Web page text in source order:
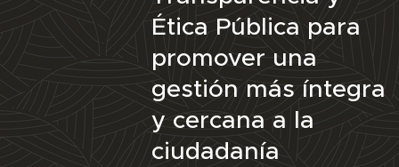
Ética Pública para
promover una
gestión más íntegra
y cercana a la
ciudadanía